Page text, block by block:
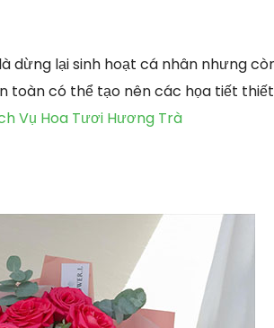
dừng lại sinh hoạt cá nhân nhưng
toàn có thể tạo nên các họa tiết
Vụ Hoa Tươi Hương Trà